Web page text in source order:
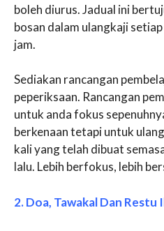
boleh diurus. Jadual ini
bosan dalam ulangkaji
jam.
Sediakan rancangan
peperiksaan. Rancangan
untuk anda fokus
berkenaan tetapi untuk
kali yang telah dibuat
lalu. Lebih berfokus, lebih
2. Doa, Tawakal Dan Restu